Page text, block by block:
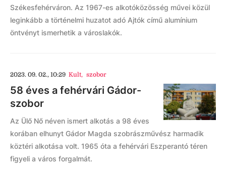
Székesfehérváron. Az 1967-es alkotóközösség művei közül
leginkább a történelmi huzatot adó Ajtók című alumínium
öntvényt ismerhetik a városlakók.
2023. 09. 02., 10:29 Kult, szobor
58 éves a fehérvári Gádor-
szobor
Az Ülő Nő néven ismert alkotás a 98 éves
korában elhunyt Gádor Magda szobrászművész harmadik
köztéri alkotása volt. 1965 óta a fehérvári Eszperantó téren
figyeli a város forgalmát.